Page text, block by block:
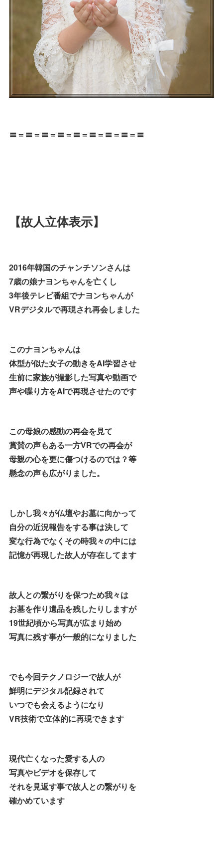
〓＝〓＝〓＝〓＝〓＝〓＝〓＝〓＝〓
【故人立体表示】
2016年韓国のチャンチソンさんは
7歳の娘ナヨンちゃんを亡くし
3年後テレビ番組でナヨンちゃんが
VRデジタルで再現され再会しました
このナヨンちゃんは
体型が似た女子の動きをAI学習させ
生前に家族が撮影した写真や動画で
声や喋り方をAIで再現させたのです
この母娘の感動の再会を見て
賞賛の声もある一方VRでの再会が
母親の心を更に傷つけるのでは？等
懸念の声も広がりました。
しかし我々が仏壇やお墓に向かって
自分の近況報告をする事は決して
変な行為でなくその時我々の中には
記憶が再現した故人が存在してます
故人との繋がりを保つため我々は
お墓を作り遺品を残したりしますが
19世紀頃から写真が広まり始め
写真に残す事が一般的になりました
でも今回テクノロジーで故人が
鮮明にデジタル記録されて
いつでも会えるようになり
VR技術で立体的に再現できます
現代亡くなった愛する人の
写真やビデオを保存して
それを見返す事で故人との繋がりを
確かめています